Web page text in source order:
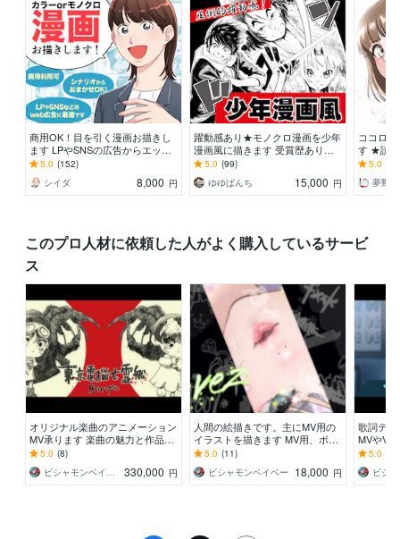
商用OK！目を引く漫画お描きし
ます LPやSNSの広告からエッセ
イ、youtubeなど幅広く対応
5.0 (152)
シイダ
8,000 円
躍動感あり★モノクロ漫画を少年
漫画風に描きます 受賞歴あり！
躍動感が得意です！オリジナル漫
画を作りませんか？
5.0 (99)
ゆゆぱんち
15,000 円
ココロ
す ★読み
い！目
5.0
夢野
このプロ人材に依頼した人がよく購入しているサービ
ス
オリジナル楽曲のアニメーション
MV承ります 楽曲の魅力と作品性
を引き出すアニメーションMVを
制作します
5.0 (8)
330,000 円
人間の絵描きです。主にMV用の
イラストを描きます MV用、ボカ
ロ用、ジャケット絵、アイコン等
にご活用ください！
5.0 (11)
ビシャモンベイベー
18,000 円
歌詞テ
MVやVJ
テロッ
になり
5.0
ビシ